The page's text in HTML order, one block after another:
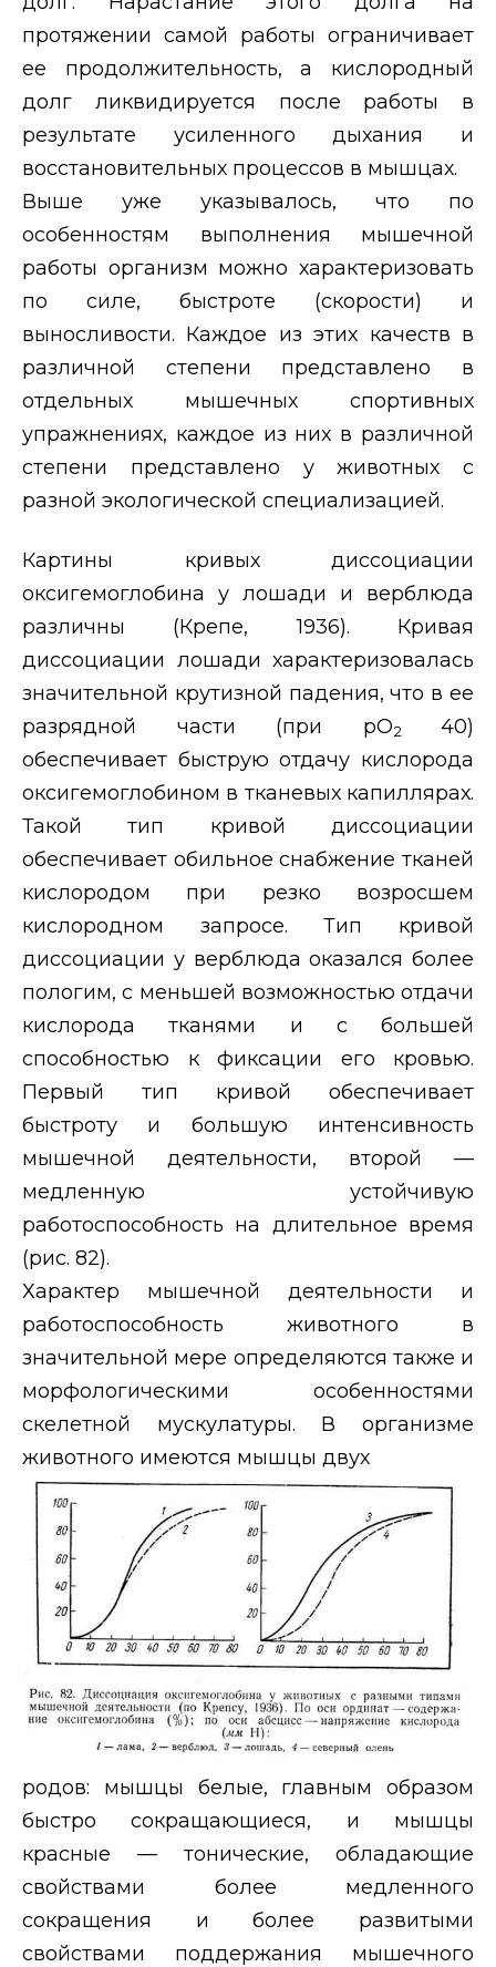
протяжении самой работы ограничивает
ее продолжительность, а кислородный
долг ликвидируется после работы в
результате усиленного дыхания и
восстановительных процессов в мышцах.
Выше уже указывалось, что по
особенностям выполнения мышечной
работы организм можно характеризовать
по силе, быстроте (скорости) и
выносливости. Каждое из этих качеств в
различной степени представлено в
отдельных мышечных спортивных
упражнениях, каждое из них в различной
степени представлено у животных с
разной экологической специализацией.
Картины кривых диссоциации
оксигемоглобина у лошади и верблюда
различны (Крепе, 1936). Кривая
диссоциации лошади характеризовалась
значительной крутизной падения, что в ее
разрядной части (при рО2 40)
обеспечивает быструю отдачу кислорода
оксигемоглобином в тканевых капиллярах.
Такой тип кривой диссоциации
обеспечивает обильное снабжение тканей
кислородом при резко возросшем
кислородном запросе. Тип кривой
диссоциации у верблюда оказался более
пологим, с меньшей возможностью отдачи
кислорода тканями и с большей
способностью к фиксации его кровью.
Первый тип кривой обеспечивает
быстроту и большую интенсивность
мышечной деятельности, второй —
медленную устойчивую
работоспособность на длительное время
(рис. 82).
Характер мышечной деятельности и
работоспособность животного в
значительной мере определяются также и
морфологическими особенностями
скелетной мускулатуры. В организме
животного имеются мышцы двух
родов: мышцы белые, главным образом
быстро сокращающиеся, и мышцы
красные — тонические, обладающие
свойствами более медленного
сокращения и более развитыми
свойствами поддержания мышечного